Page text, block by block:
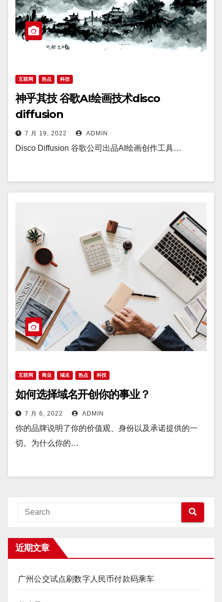
互联网 热点 科技
神乎其技 谷歌AI绘画技术disco
diffusion
7 月 19, 2022 ADMIN
Disco Diffusion 谷歌公司出品AI绘画创作工具…
互联网 商业 域名 热点 科技
如何选择域名开创你的事业？
7 月 6, 2022 ADMIN
你的品牌说明了你的价值观、身份以及承诺提供的一
切。为什么你的…
近期文章
广州公交试点刷数字人民币付款码乘车